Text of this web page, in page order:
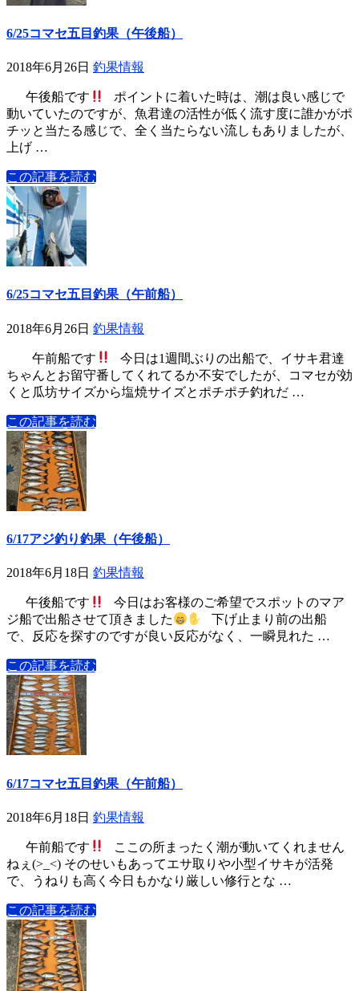
6/25コマセ五目釣果（午後船）
2018年6月26日 釣果情報
午後船です
ポイントに着いた時は、潮は良い感じで
動いていたのですが、魚君達の活性が低く流す度に誰かがポ
チッと当たる感じで、全く当たらない流しもありましたが、
上げ …
この記事を読む
6/25コマセ五目釣果（午前船）
2018年6月26日 釣果情報
午前船です
今日は1週間ぶりの出船で、イサキ君達
ちゃんとお留守番してくれてるか不安でしたが、コマセが効
くと瓜坊サイズから塩焼サイズとポチポチ釣れだ …
この記事を読む
6/17アジ釣り釣果（午後船）
2018年6月18日 釣果情報
午後船です
今日はお客様のご希望でスポットのマア
ジ船で出船させて頂きました
下げ止まり前の出船
で、反応を探すのですが良い反応がなく、一瞬見れた …
この記事を読む
6/17コマセ五目釣果（午前船）
2018年6月18日 釣果情報
午前船です
ここの所まったく潮が動いてくれません
ねぇ(>_<) そのせいもあってエサ取りや小型イサキが活発
で、うねりも高く今日もかなり厳しい修行とな …
この記事を読む